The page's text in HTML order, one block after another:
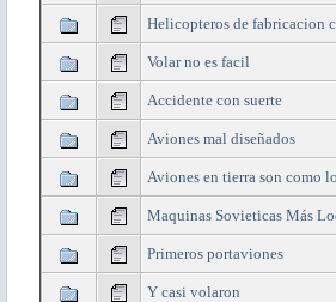
Helicopteros de fabricacion
Volar no es facil
Accidente con suerte
Aviones mal diseñados
Aviones en tierra son como
Maquinas Sovieticas Más
Primeros portaviones
Y casi volaron